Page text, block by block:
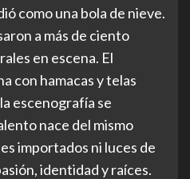
como una bola de nieve.
a más de ciento
en escena. El
con hamacas y telas
escenografía se
nace del mismo
importados ni luces de
identidad y raíces.